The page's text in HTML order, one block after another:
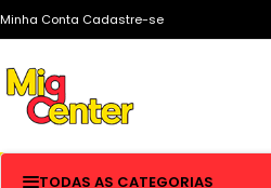
Minha Conta Cadastre-se
TODAS AS CATEGORIAS